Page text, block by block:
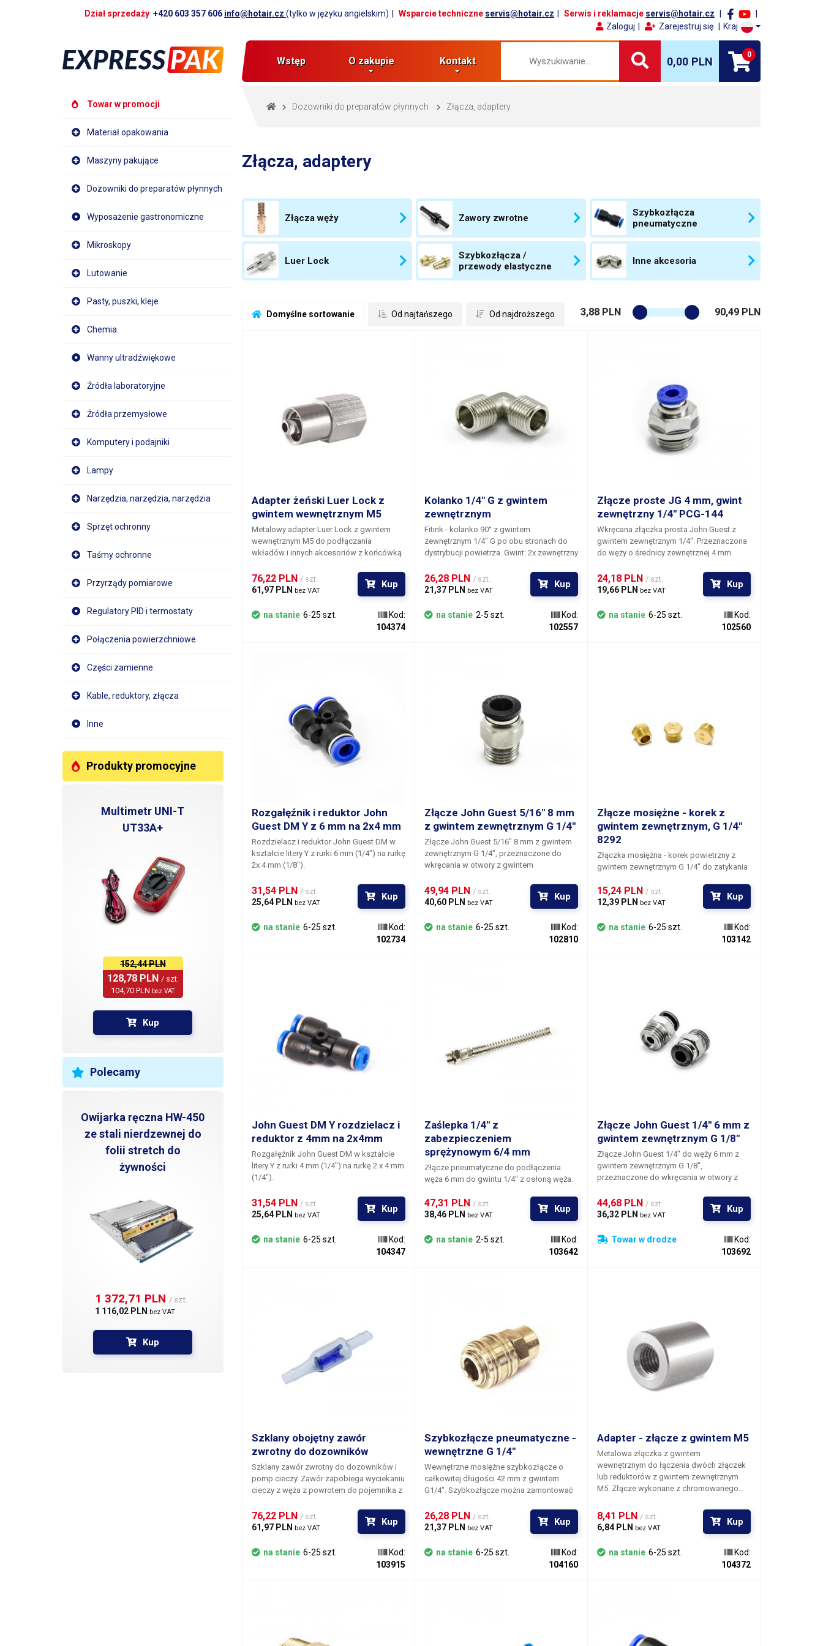
Dział sprzedaży +420 603 357 606 info@hotair.cz (tylko w języku angielskim) Wsparcie techniczne servis@hotair.cz Serwis i reklamacje servis@hotair.cz
Zaloguj
Zarejestruj się Kraj
Wstęp O zakupie Kontakt 0,00 PLN
0
Towar w promocji
Materiał opakowania
Maszyny pakujące
Dozowniki do preparatów płynnych
Wyposażenie gastronomiczne
Mikroskopy
Lutowanie
Pasty, puszki, kleje
Chemia
Wanny ultradźwiękowe
Źródła laboratoryjne
Źródła przemysłowe
Komputery i podajniki
Lampy
Narzędzia, narzędzia, narzędzia
Sprzęt ochronny
Taśmy ochronne
Przyrządy pomiarowe
Regulatory PID i termostaty
Połączenia powierzchniowe
Części zamienne
Kable, reduktory, złącza
Inne
Produkty promocyjne
Multimetr UNI-T
UT33A+
152,44 PLN
128,78 PLN / szt.
104,70 PLN bez VAT
Kup
Polecamy
Owijarka ręczna HW-450
ze stali nierdzewnej do
folii stretch do
żywności
1 372,71 PLN / szt.
1 116,02 PLN bez VAT
Kup
Dozowniki do preparatów płynnych Złącza, adaptery
Złącza, adaptery
Złącza węży Zawory zwrotne
Szybkozłącza
pneumatyczne
Luer Lock
Szybkozłącza /
przewody elastyczne
Inne akcesoria
Domyślne sortowanie Od najtańszego Od najdroższego 3,88 PLN 90,49 PLN
Adapter żeński Luer Lock z
gwintem wewnętrznym M5
Metalowy adapter Luer Lock z gwintem
wewnętrznym M5do podłączania
wkładów i innych akcesoriów z końcówką
sześciokątny, co ułatwia dokręcanie.
76,22 PLN / szt.
61,97 PLN bez VAT
Kup
na stanie 6-25 szt.
Kod:
104374
Kolanko 1/4" G z gwintem
zewnętrznym
Fitink - kolanko 90° z gwintem
zewnętrznym 1/4" G po obu stronach do
dystrybucji powietrza. Gwint: 2x zewnętrzny
26,28 PLN / szt.
21,37 PLN bez VAT
Kup
na stanie 2-5 szt.
Kod:
102557
Złącze proste JG 4 mm, gwint
zewnętrzny 1/4" PCG-144
Wkręcana złączka prosta John Guest z
gwintem zewnętrznym 1/4". Przeznaczona
do węży o średnicy zewnętrznej 4 mm.
złączki znajduje się otwór na klucz
imbusowy. Gwinty są zakończone
24,18 PLN / szt.
19,66 PLN bez VAT
Kup
na stanie 6-25 szt.
Kod:
102560
Rozgałęźnik i reduktor John
Guest DM Y z 6 mm na 2x4 mm
Rozdzielacz i reduktor John Guest DM w
kształcie litery Y z rurki 6 mm (1/4") na rurkę
2x 4 mm (1/8").
31,54 PLN / szt.
25,64 PLN bez VAT
Kup
na stanie 6-25 szt.
Kod:
102734
Złącze John Guest 5/16" 8 mm
z gwintem zewnętrznym G 1/4"
Złącze John Guest 5/16" 8 mm z gwintem
zewnętrznym G 1/4", przeznaczone do
wkręcania w otwory z gwintem
złącza JG 8 mm, złączka ma kształt
nakrętki, którą można dokręcić kluczem
Złącze jest w pełni przelotowe - nie
ma stożka imbusowego na końcu
, dzięki
czemu można je przeciągnąć przez rurkę
pneumatycznych, do dystrybucji
sprężonego powietrza, w oczyszczaniu
wody, w przemyśle motoryzacyjnym itp.
John Guest JG 5/16" 8mm - gwint
49,94 PLN / szt.
40,60 PLN bez VAT
Kup
na stanie 6-25 szt.
Kod:
102810
Złącze mosiężne - korek z
gwintem zewnętrznym, G 1/4"
8292
Złączka mosiężna - korek powietrzny z
gwintem zewnętrznym G 1/4" do zatykania
grzewczych, sprężarkach, zbiornikach
ciśnieniowych itp. Cena dotyczy 1 sztuki.
15,24 PLN / szt.
12,39 PLN bez VAT
Kup
na stanie 6-25 szt.
Kod:
103142
John Guest DM Y rozdzielacz i
reduktor z 4mm na 2x4mm
Rozgałęźnik John Guest DM w kształcie
litery Y z rurki 4 mm (1/4") na rurkę 2 x 4 mm
(1/4").
31,54 PLN / szt.
25,64 PLN bez VAT
Kup
na stanie 6-25 szt.
Kod:
104347
Zaślepka 1/4" z
zabezpieczeniem
sprężynowym 6/4 mm
Złącze pneumatyczne do podłączenia
węża 6 mm do gwintu 1/4" z osłoną węża.
przeznaczone do węży o średnicy
zewnętrznej 6 mm, wąż wystarczy
zaślepkę i przykręcić, sprężynowa osłona
zapobiega pęknięciu lub ściśnięciu węża.
47,31 PLN / szt.
38,46 PLN bez VAT
Kup
na stanie 2-5 szt.
Kod:
103642
Złącze John Guest 1/4" 6 mm z
gwintem zewnętrznym G 1/8"
Złącze John Guest 1/4" do węży 6 mm z
gwintem zewnętrznym G 1/8",
przeznaczone do wkręcania w otwory z
dokręcanie szybkozłącza JG 6 mm, złącze
ma kształt nakrętki i można je dokręcić
Guest jest znany na całym świecie i
wody, w motoryzacji itp.
44,68 PLN / szt.
36,32 PLN bez VAT
Kup
Towar w drodze
Kod:
103692
Szklany obojętny zawór
zwrotny do dozowników
Szklany zawór zwrotny do dozowników i
pomp cieczy.
cieczy z węża z powrotem do pojemnika z
zatrzymany. Jeśli dozownik jest
zatrzymany, ciecz ma tendencję do
spływania z powrotem do pojemnika z
powodu grawitacji. Zastosowanie zaworu
zwrotnego zapobiega wypływaniu płynu z
inne materiały. Całkowita długość zaworu
76,22 PLN / szt.
61,97 PLN bez VAT
Kup
na stanie 6-25 szt.
Kod:
103915
Szybkozłącze pneumatyczne -
wewnętrzne G 1/4"
Wewnętrzne mosiężne szybkozłącze o
całkowitej długości 42 mm z gwintem
G1/4". Szybkozłącze można zamontować
1/4". Szybkozłącze wewnętrzne służy do
podłączenia rury/wylotu z gwintem
zewnętrznym i szybkozłączki/rurki z
gwintem 1/4".
26,28 PLN / szt.
21,37 PLN bez VAT
Kup
na stanie 6-25 szt.
Kod:
104160
Adapter - złącze z gwintem M5
Metalowa złączka z gwintem
wewnętrznym do łączenia dwóch złączek
lub reduktorów z gwintem zewnętrznym
M5. Złącze wykonane z chromowanego
średnicę 10 mm i długość 13 mm, gwint M5
o standardowym skoku 0,8 znajduje się na
całej długości złącza.
8,41 PLN / szt.
6,84 PLN bez VAT
Kup
na stanie 6-25 szt.
Kod:
104372